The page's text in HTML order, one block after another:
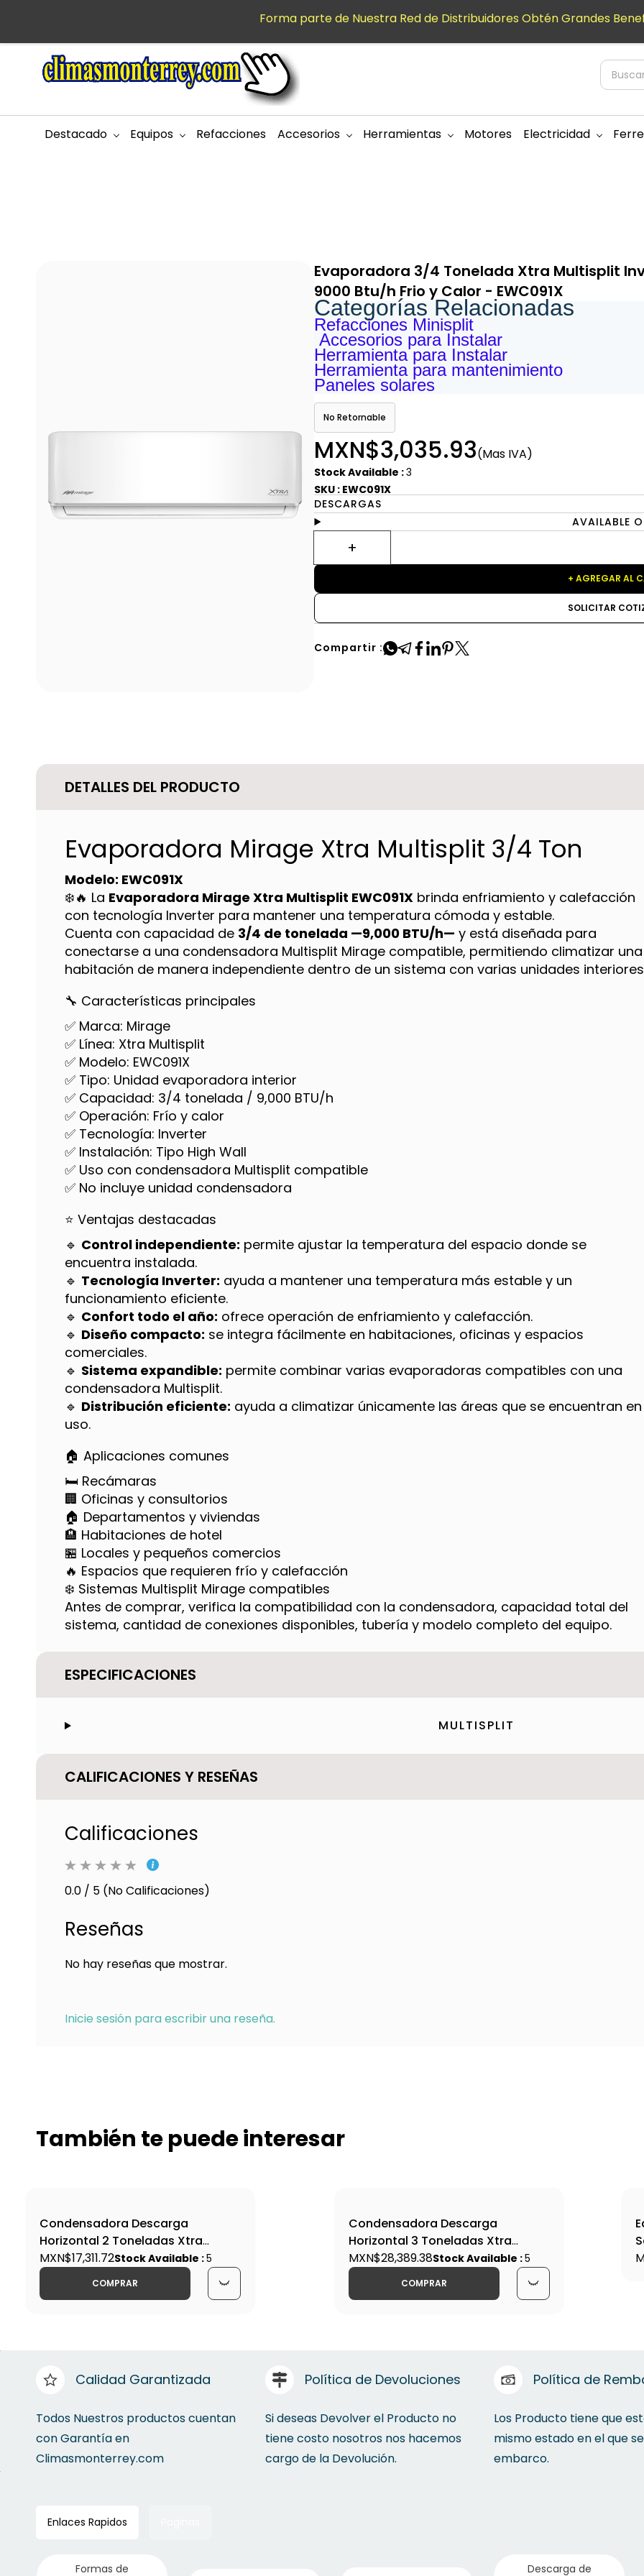
principal
Destacado Equipos Refacciones Accesorios Herramientas Motores Electricidad
Evaporadora 3/4 Tonelada Xtra Multisplit
9000 Btu/h Frio y Calor - EWC091X
Categorías Relacionadas
Refacciones Minisplit
Accesorios para Instalar
Herramienta para Instalar
Herramienta para mantenimiento
Paneles solares
No Retornable
MXN$3,035.93(Mas IVA)
Stock Available :3
SKU : EWC091X
DESCARGAS
AVAILABLE
+ AGREGAR AL
SOLICITAR
Compartir :
DETALLES DEL PRODUCTO
Evaporadora Mirage Xtra Multisplit 3/4 Ton
Modelo: EWC091X
❄️🔥 La Evaporadora Mirage Xtra Multisplit EWC091X brinda enfriamiento y calefacción
con tecnología Inverter para mantener una temperatura cómoda y estable.
Cuenta con capacidad de 3/4 de tonelada —9,000 BTU/h— y está diseñada para
conectarse a una condensadora Multisplit Mirage compatible, permitiendo climatizar una
habitación de manera independiente dentro de un sistema con varias unidades
🔧 Características principales
✅ Marca: Mirage
✅ Línea: Xtra Multisplit
✅ Modelo: EWC091X
✅ Tipo: Unidad evaporadora interior
✅ Capacidad: 3/4 tonelada / 9,000 BTU/h
✅ Operación: Frío y calor
✅ Tecnología: Inverter
✅ Instalación: Tipo High Wall
✅ Uso con condensadora Multisplit compatible
✅ No incluye unidad condensadora
⭐ Ventajas destacadas
🔹 Control independiente: permite ajustar la temperatura del espacio donde se
encuentra instalada.
🔹 Tecnología Inverter: ayuda a mantener una temperatura más estable y un
funcionamiento eficiente.
🔹 Confort todo el año: ofrece operación de enfriamiento y calefacción.
🔹 Diseño compacto: se integra fácilmente en habitaciones, oficinas y espacios
comerciales.
🔹 Sistema expandible: permite combinar varias evaporadoras compatibles con una
condensadora Multisplit.
🔹 Distribución eficiente: ayuda a climatizar únicamente las áreas que se encuentran en
uso.
🏠 Aplicaciones comunes
🛏️ Recámaras
🏢 Oficinas y consultorios
🏠 Departamentos y viviendas
🏨 Habitaciones de hotel
🏪 Locales y pequeños comercios
🔥 Espacios que requieren frío y calefacción
❄️ Sistemas Multisplit Mirage compatibles
Antes de comprar, verifica la compatibilidad con la condensadora, capacidad total del
sistema, cantidad de conexiones disponibles, tubería y modelo completo del equipo.
ESPECIFICACIONES
MULTISPLIT
CALIFICACIONES Y RESEÑAS
Calificaciones
0.0 / 5 (No Calificaciones)
Reseñas
No hay reseñas que mostrar.
Inicie sesión para escribir una reseña.
También te puede interesar
Condensadora Descarga
Horizontal 2 Toneladas Xtra
Multisplit Inverter Mirage 27000
Btu/h 1 Drive 3 Frios y Calor -
CSC271Y
MXN$17,311.72Stock Available :5
COMPRAR
Condensadora Descarga
Horizontal 3 Toneladas Xtra
Multisplit Inverter Mirage 36000
Btu/h 1 Drive 4 Frios y Calor -
CSC361Y
MXN$28,389.38Stock Available :5
COMPRAR
Calidad Garantizada
Todos Nuestros productos cuentan
con Garantía en
Climasmonterrey.com
Política de Devoluciones
Si deseas Devolver el Producto no
tiene costo nosotros nos hacemos
cargo de la Devolución.
Política de
Los Producto tiene que
mismo estado en el que se
embarco.
Enlaces Rapidos
Formas de
Descarga de
Forma parte de Nuestra Red de Distribuidores Obtén Grandes